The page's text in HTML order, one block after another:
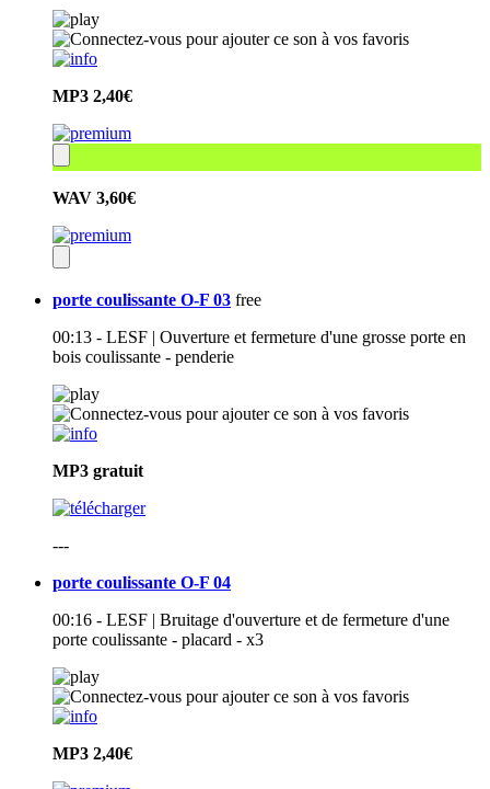
MP3 2,40€
WAV 3,60€
porte coulissante O-F 03 free
00:13 - LESF | Ouverture et fermeture d'une grosse porte en
bois coulissante - penderie
MP3 gratuit
---
porte coulissante O-F 04
00:16 - LESF | Bruitage d'ouverture et de fermeture d'une
porte coulissante - placard - x3
MP3 2,40€